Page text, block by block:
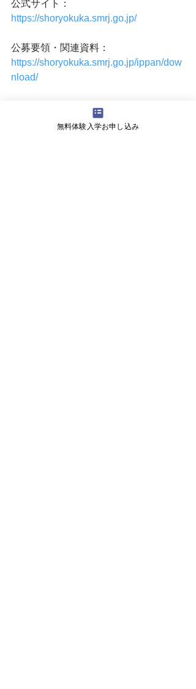
公式サイト：
https://shoryokuka.smrj.go.jp/
公募要領・関連資料：
https://shoryokuka.smrj.go.jp/ippan/dow
nload/
申し込み期限も近づいていますので、
お気軽にライズドローンまでお問い合
無料体験入学お申し込み